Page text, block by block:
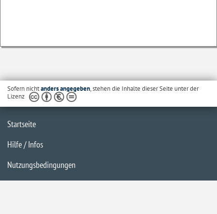
Sofern nichtanders angegeben, stehen die Inhalte dieser Seite unter der
Lizenz
Startseite
Hilfe / Infos
Nutzungsbedingungen